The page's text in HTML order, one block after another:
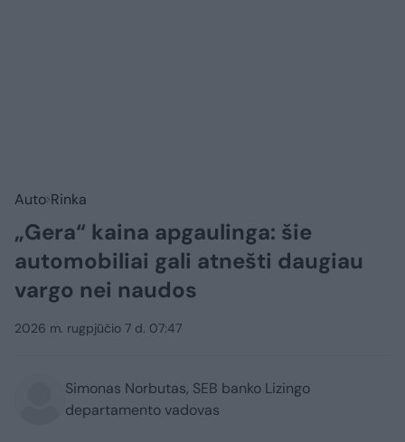
Auto Rinka
„Gera“ kaina apgaulinga: šie
automobiliai gali atnešti daugiau
vargo nei naudos
2026 m. rugpjūčio 7 d. 07:47
Simonas Norbutas, SEB banko Lizingo
departamento vadovas